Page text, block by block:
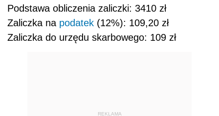
Podstawa obliczenia zaliczki: 3410 zł
Zaliczka na podatek (12%): 109,20 zł
Zaliczka do urzędu skarbowego: 109 zł
REKLAMA